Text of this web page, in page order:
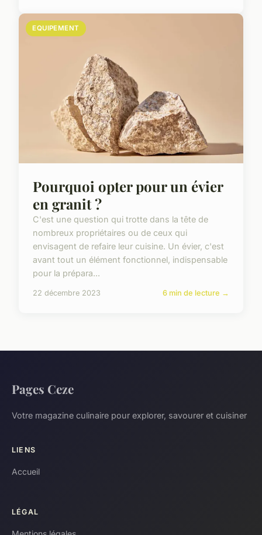
EQUIPEMENT
Pourquoi opter pour un évier
en granit ?
C'est une question qui trotte dans la tête de
nombreux propriétaires ou de ceux qui
envisagent de refaire leur cuisine. Un évier, c'est
avant tout un élément fonctionnel, indispensable
pour la prépara...
22 décembre 2023 6 min de lecture →
Pages Ceze
Votre magazine culinaire pour explorer, savourer et cuisiner
LIENS
Accueil
LÉGAL